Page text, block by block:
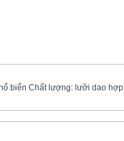
biến Chất lượng: lưỡi dao